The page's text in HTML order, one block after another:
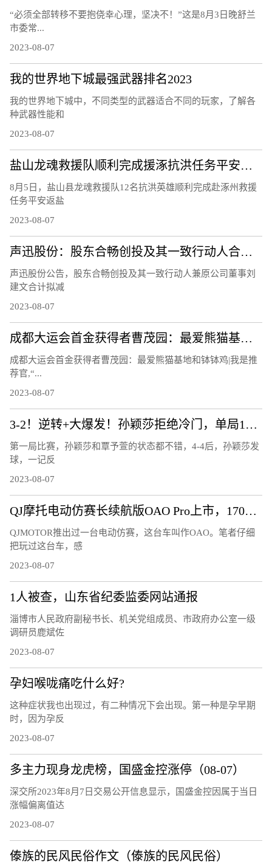
“必须全部转移不要抱侥幸心理，坚决不！”这是8月3日晚舒兰
市委常...
2023-08-07
我的世界地下城最强武器排名2023
我的世界地下城中，不同类型的武器适合不同的玩家，了解各
种武器性能和
2023-08-07
盐山龙魂救援队顺利完成援涿抗洪任务平安凯旋
8月5日，盐山县龙魂救援队12名抗洪英雄顺利完成赴涿州救援
任务平安返盐
2023-08-07
​声迅股份：股东合畅创投及其一致行动人合计拟减持不超 2.44%股份
声迅股份公告，股东合畅创投及其一致行动人兼原公司董事刘
建文合计拟减
2023-08-07
成都大运会首金获得者曹茂园：最爱熊猫基地和钵钵鸡 | 我是推荐官
成都大运会首金获得者曹茂园：最爱熊猫基地和钵钵鸡|我是推
荐官,“...
2023-08-07
3-2！逆转+大爆发！孙颖莎拒绝冷门，单局11-3，霸气怒吼庆祝
第一局比赛，孙颖莎和覃予萱的状态都不错，4-4后，孙颖莎发
球，一记反
2023-08-07
QJ摩托电动仿赛长续航版OAO Pro上市，170公里的续航够用吗？
QJMOTOR推出过一台电动仿赛，这台车叫作OAO。笔者仔细
把玩过这台车，感
2023-08-07
1人被查，山东省纪委监委网站通报
淄博市人民政府副秘书长、机关党组成员、市政府办公室一级
调研员鹿斌佐
2023-08-07
孕妇喉咙痛吃什么好?
这种症状我也出现过，有二种情况下会出现。第一种是孕早期
时，因为孕反
2023-08-07
多主力现身龙虎榜，国盛金控涨停（08-07）
深交所2023年8月7日交易公开信息显示，国盛金控因属于当日
涨幅偏离值达
2023-08-07
傣族的民风民俗作文（傣族的民风民俗）